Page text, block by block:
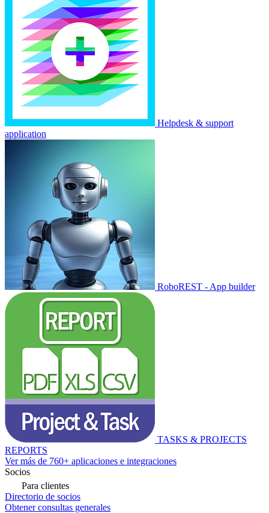
Helpdesk & support
application
RoboREST - App builder
TASKS & PROJECTS
REPORTS
Ver más de 760+ aplicaciones e integraciones
Socios
Para clientes
Directorio de socios
Obtener consultas generales